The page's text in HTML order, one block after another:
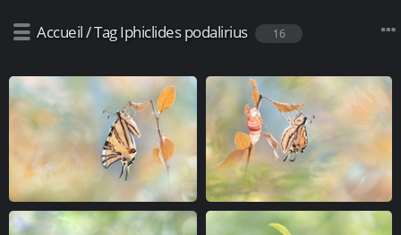
Accueil/TagIphiclides podalirius 16